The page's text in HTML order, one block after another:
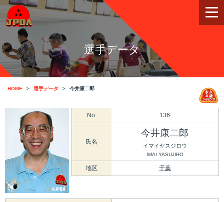
選手データ
HOME 選手データ 今井康二郎
No. 136
氏名
今井康二郎
イマイヤスジロウ
IMAI YASUJIRO
地区 千葉